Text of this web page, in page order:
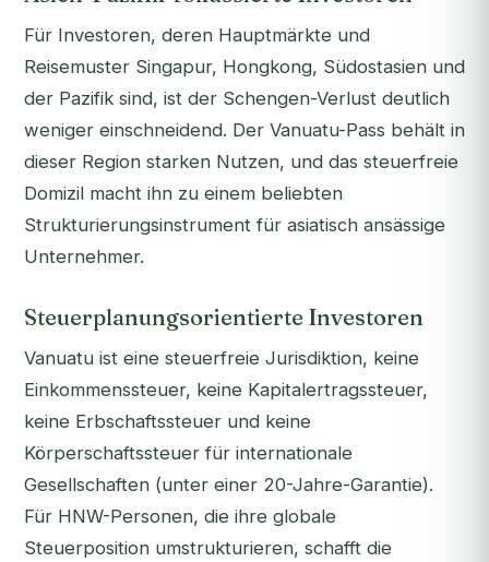
Für Investoren, deren Hauptmärkte und
Reisemuster Singapur, Hongkong, Südostasien und
der Pazifik sind, ist der Schengen-Verlust deutlich
weniger einschneidend. Der Vanuatu-Pass behält in
dieser Region starken Nutzen, und das steuerfreie
Domizil macht ihn zu einem beliebten
Strukturierungsinstrument für asiatisch ansässige
Unternehmer.
Steuerplanungsorientierte Investoren
Vanuatu ist eine steuerfreie Jurisdiktion, keine
Einkommenssteuer, keine Kapitalertragssteuer,
keine Erbschaftssteuer und keine
Körperschaftssteuer für internationale
Gesellschaften (unter einer 20-Jahre-Garantie).
Für HNW-Personen, die ihre globale
Steuerposition umstrukturieren, schafft die